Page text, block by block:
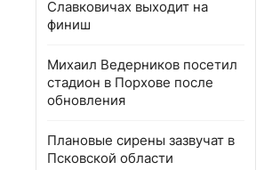
Славковичах выходит на
финиш
Михаил Ведерников посетил
стадион в Порхове после
обновления
Плановые сирены зазвучат в
Псковской области